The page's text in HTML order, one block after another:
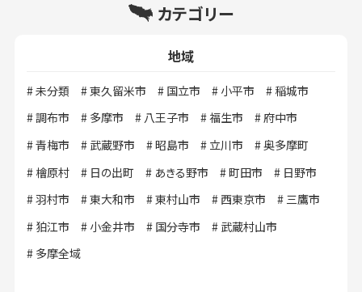
カテゴリー
地域
未分類 東久留米市 国立市 小平市
稲城市
調布市
多摩市 八王子市 福生市
府中市
青梅市
武蔵野市 昭島市 立川市
奥多摩町
檜原村
日の出町 あきる野市 町田市
日野市
羽村市
東大和市 東村山市 西東京市
三鷹市
狛江市
小金井市 国分寺市
武蔵村山市
多摩全域